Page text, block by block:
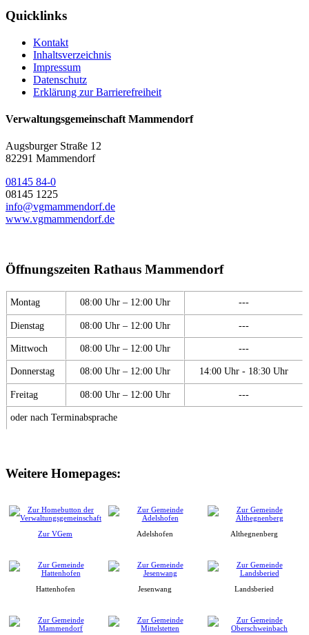
Quicklinks
Kontakt
Inhaltsverzeichnis
Impressum
Datenschutz
Erklärung zur Barrierefreiheit
Verwaltungsgemeinschaft Mammendorf
Augsburger Straße 12
82291 Mammendorf
08145 84-0
08145 1225
info@vgmammendorf.de
www.vgmammendorf.de
Öffnungszeiten Rathaus Mammendorf
Montag 08:00 Uhr – 12:00 Uhr ---
Dienstag 08:00 Uhr – 12:00 Uhr ---
Mittwoch 08:00 Uhr – 12:00 Uhr ---
Donnerstag 08:00 Uhr – 12:00 Uhr 14:00 Uhr - 18:30 Uhr
Freitag 08:00 Uhr – 12:00 Uhr ---
oder nach Terminabsprache
Weitere Homepages:
Zur VGem Adelshofen Althegnenberg
Hattenhofen Jesenwang Landsberied